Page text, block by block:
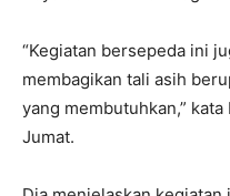
“Kegiatan bersepeda ini
membagikan tali asih
yang membutuhkan,”
Jumat.